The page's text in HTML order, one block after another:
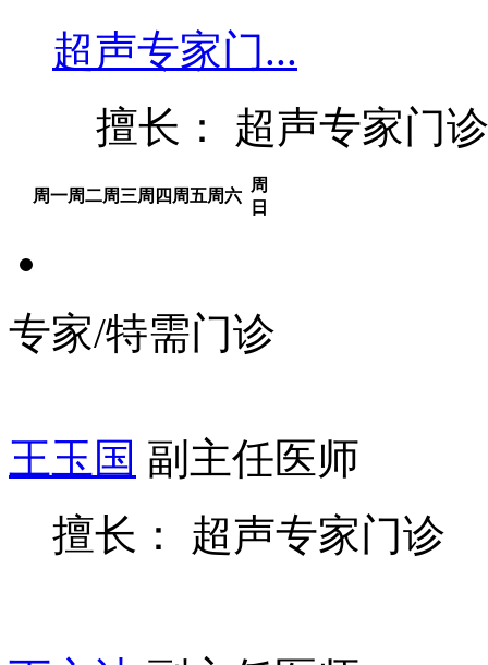
超声专家门...
擅长： 超声专家门
周一周二周三周四 周五周六
周
日
专家/特需门诊
王玉国 副主任医师
擅长： 超声专家门诊